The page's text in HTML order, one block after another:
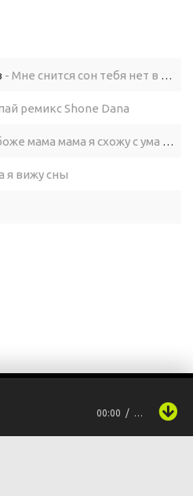
- Мне снится сон тебя нет в нем
ремикс Shone Dana
мама мама я схожу с ума поет девушка
я вижу сны
00:00